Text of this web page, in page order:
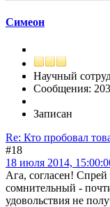
Симеон
Научный
Сообщения: 203
Записан
Re: Кто пробовал
#18
18 июля 2014,
Ага, согласен!
сомнительный -
удовольствия не